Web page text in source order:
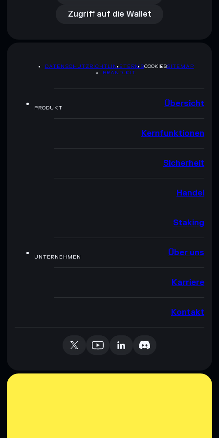
Zugriff auf die Wallet
DATENSCHUTZRICHTLINIETERMSCOOKIESSITEMAP
BRAND-KIT
PRODUKT Übersicht
Kernfunktionen
Sicherheit
Handel
Staking
UNTERNEHMEN Über uns
Karriere
Kontakt